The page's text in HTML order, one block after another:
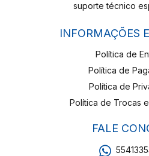
suporte técnico
INFORMAÇÕES
Política de
Política de
Política de
Política de Trocas
FALE